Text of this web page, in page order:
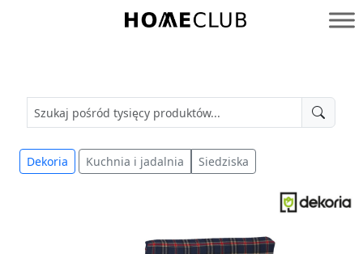
Homeclub
Dekoria Kuchnia i jadalnia Siedziska